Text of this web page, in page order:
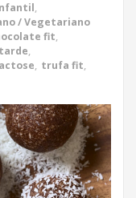
,
/ Vegetariano
fit,
,
, trufa fit,